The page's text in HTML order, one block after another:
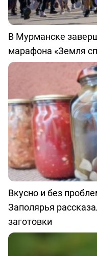
В Мурманске
марафона «Земля
Вкусно и без
Заполярья
заготовки